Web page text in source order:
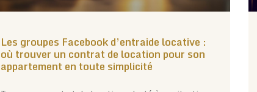
Les groupes Facebook d’entraide locative :
où trouver un contrat de location pour son
appartement en toute simplicité